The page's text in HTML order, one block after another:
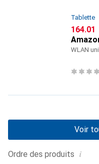
Tablette
CHF
164.01
WLAN
Ordre des produits i
Voir